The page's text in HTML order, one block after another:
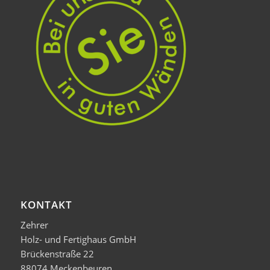
KONTAKT
Zehrer
Holz- und Fertighaus GmbH
Brückenstraße 22